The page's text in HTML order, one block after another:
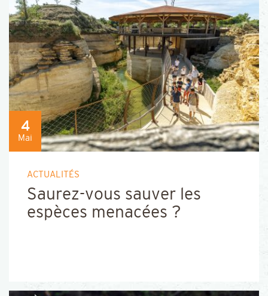
4
Mai
ACTUALITÉS
Saurez-vous sauver les
espèces menacées ?